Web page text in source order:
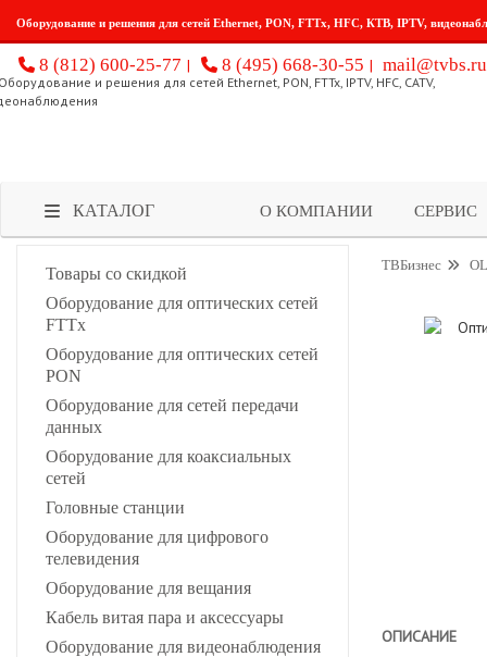
Оборудование и решения для сетей Ethernet, PON, FTTx, HFC, КТВ, IPTV,
8 (812) 600-25-77 8 (495) 668-30-55 mail@tvbs.ru
КАТАЛОГ О КОМПАНИИ СЕРВИС
Товары со скидкой
Оборудование для оптических сетей
FTTx
Оборудование для оптических сетей
PON
Оборудование для сетей передачи
данных
Оборудование для коаксиальных
сетей
Головные станции
Оборудование для цифрового
телевидения
Оборудование для вещания
Кабель витая пара и аксессуары
Оборудование для видеонаблюдения
ТВБизнес
ОПИСАНИЕ